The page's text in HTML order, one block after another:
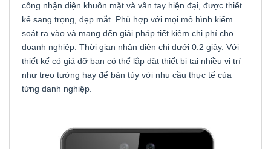
công nhận diện khuôn mặt và vân tay hiện đại, được thiết
kế sang trọng, đẹp mắt. Phù hợp với mọi mô hình kiểm
soát ra vào và mang đến giải pháp tiết kiệm chi phí cho
doanh nghiệp. Thời gian nhận diện chỉ dưới 0.2 giây. Với
thiết kế có giá đỡ bạn có thể lắp đặt thiết bị tại nhiều vị trí
như treo tường hay để bàn tùy với nhu cầu thực tế của
từng danh nghiệp.